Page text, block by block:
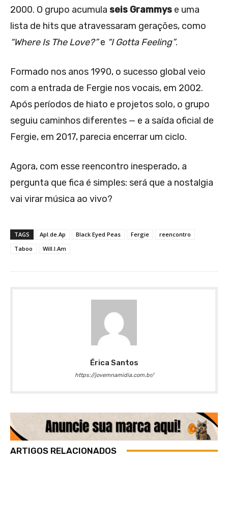
2000. O grupo acumula seis Grammys e uma
lista de hits que atravessaram gerações, como
“Where Is The Love?”e “I Gotta Feeling”.
Formado nos anos 1990, o sucesso global veio
com a entrada de Fergie nos vocais, em 2002.
Após períodos de hiato e projetos solo, o grupo
seguiu caminhos diferentes — e a saída oficial de
Fergie, em 2017, parecia encerrar um ciclo.
Agora, com esse reencontro inesperado, a
pergunta que fica é simples: será que a nostalgia
vai virar música ao vivo?
TAGS Apl.de.Ap Black Eyed Peas Fergie
reencontro
Taboo
Will.I.Am
Érica Santos
https://jovemnamidia.com.br/
ARTIGOS RELACIONADOS